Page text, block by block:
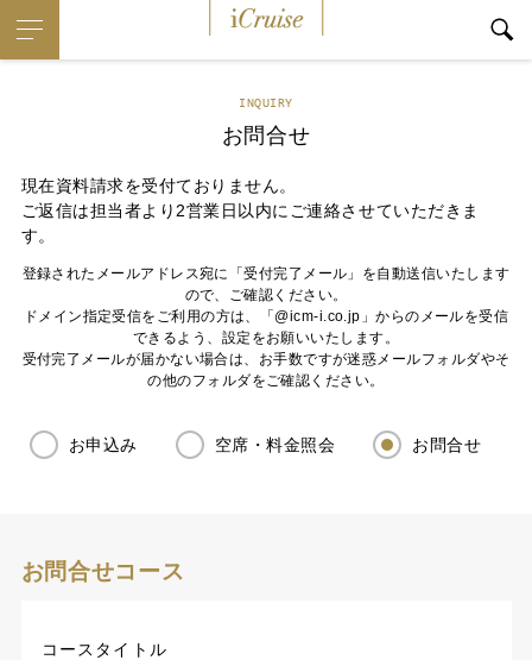
INQUIRY
お問合せ
現在資料請求を受付ておりません。
ご返信は担当者より2営業日以内にご連絡させていただきま
す。
登録されたメールアドレス宛に「受付完了メール」を自動送信いたします
ので、ご確認ください。
ドメイン指定受信をご利用の方は、「@icm-i.co.jp」からのメールを受信
できるよう、設定をお願いいたします。
受付完了メールが届かない場合は、お手数ですが迷惑メールフォルダやそ
の他のフォルダをご確認ください。
お申込み 空席・料金照会 お問合せ
お問合せコース
コースタイトル